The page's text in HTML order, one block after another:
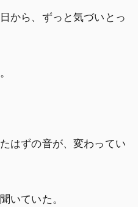
から、ずっと気づいとっ
はずの音が、変わってい
いていた。